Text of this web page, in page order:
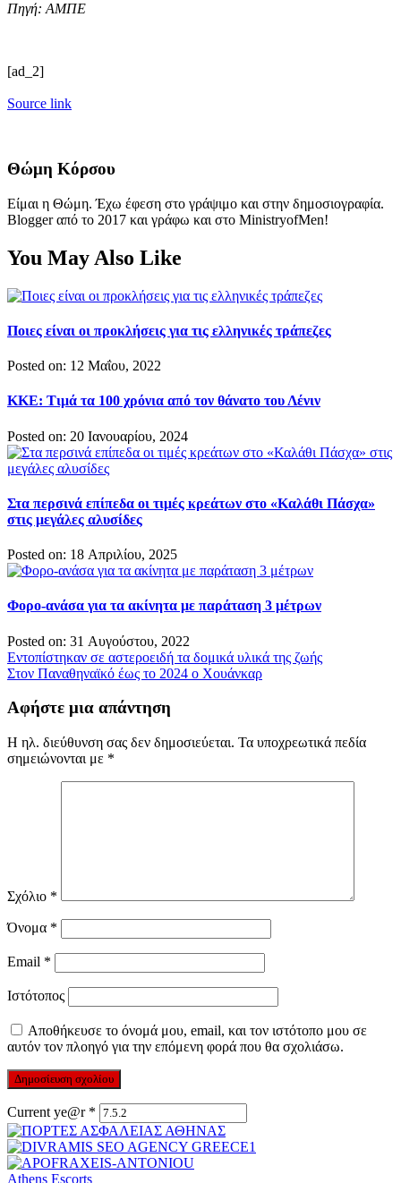
Πηγή: ΑΜΠΕ
[ad_2]
Source link
Θώμη Κόρσου
Είμαι η Θώμη. Έχω έφεση στο γράψιμο και στην δημοσιογραφία.
Blogger από το 2017 και γράφω και στο MinistryofMen!
You May Also Like
Ποιες είναι οι προκλήσεις για τις ελληνικές τράπεζες
Posted on: 12 Μαΐου, 2022
ΚΚΕ: Τιμά τα 100 χρόνια από τον θάνατο του Λένιν
Posted on: 20 Ιανουαρίου, 2024
Στα περσινά επίπεδα οι τιμές κρεάτων στο «Καλάθι Πάσχα»
στις μεγάλες αλυσίδες
Posted on: 18 Απριλίου, 2025
Φορο-ανάσα για τα ακίνητα με παράταση 3 μέτρων
Posted on: 31 Αυγούστου, 2022
Πλοήγηση
άρθρων
Εντοπίστηκαν σε αστεροειδή τα δομικά υλικά της ζωής
Στον Παναθηναϊκό έως το 2024 ο Χουάνκαρ
Αφήστε μια απάντηση
Η ηλ. διεύθυνση σας δεν δημοσιεύεται. Τα υποχρεωτικά πεδία
σημειώνονται με *
Σχόλιο *
Όνομα *
Email *
Ιστότοπος
Αποθήκευσε το όνομά μου, email, και τον ιστότοπο μου σε
αυτόν τον πλοηγό για την επόμενη φορά που θα σχολιάσω.
Current ye@r *
Athens Escorts